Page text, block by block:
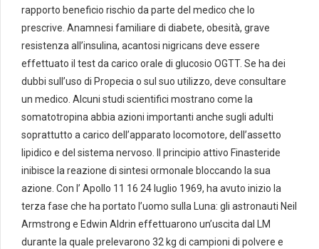
rapporto beneficio rischio da parte del medico che lo
prescrive. Anamnesi familiare di diabete, obesità, grave
resistenza all’insulina, acantosi nigricans deve essere
effettuato il test da carico orale di glucosio OGTT. Se ha dei
dubbi sull’uso di Propecia o sul suo utilizzo, deve consultare
un medico. Alcuni studi scientifici mostrano come la
somatotropina abbia azioni importanti anche sugli adulti
soprattutto a carico dell’apparato locomotore, dell’assetto
lipidico e del sistema nervoso. Il principio attivo Finasteride
inibisce la reazione di sintesi ormonale bloccando la sua
azione. Con l’ Apollo 11 16 24 luglio 1969, ha avuto inizio la
terza fase che ha portato l’uomo sulla Luna: gli astronauti Neil
Armstrong e Edwin Aldrin effettuarono un’uscita dal LM
durante la quale prelevarono 32 kg di campioni di polvere e